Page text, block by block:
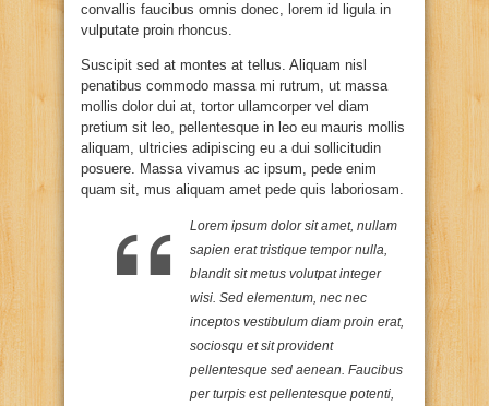
convallis faucibus omnis donec, lorem id ligula in
vulputate proin rhoncus.
Suscipit sed at montes at tellus. Aliquam nisl
penatibus commodo massa mi rutrum, ut massa
mollis dolor dui at, tortor ullamcorper vel diam
pretium sit leo, pellentesque in leo eu mauris mollis
aliquam, ultricies adipiscing eu a dui sollicitudin
posuere. Massa vivamus ac ipsum, pede enim
quam sit, mus aliquam amet pede quis laboriosam.
Lorem ipsum dolor sit amet, nullam
sapien erat tristique tempor nulla,
blandit sit metus volutpat integer
wisi. Sed elementum, nec nec
inceptos vestibulum diam proin erat,
sociosqu et sit provident
pellentesque sed aenean. Faucibus
per turpis est pellentesque potenti,